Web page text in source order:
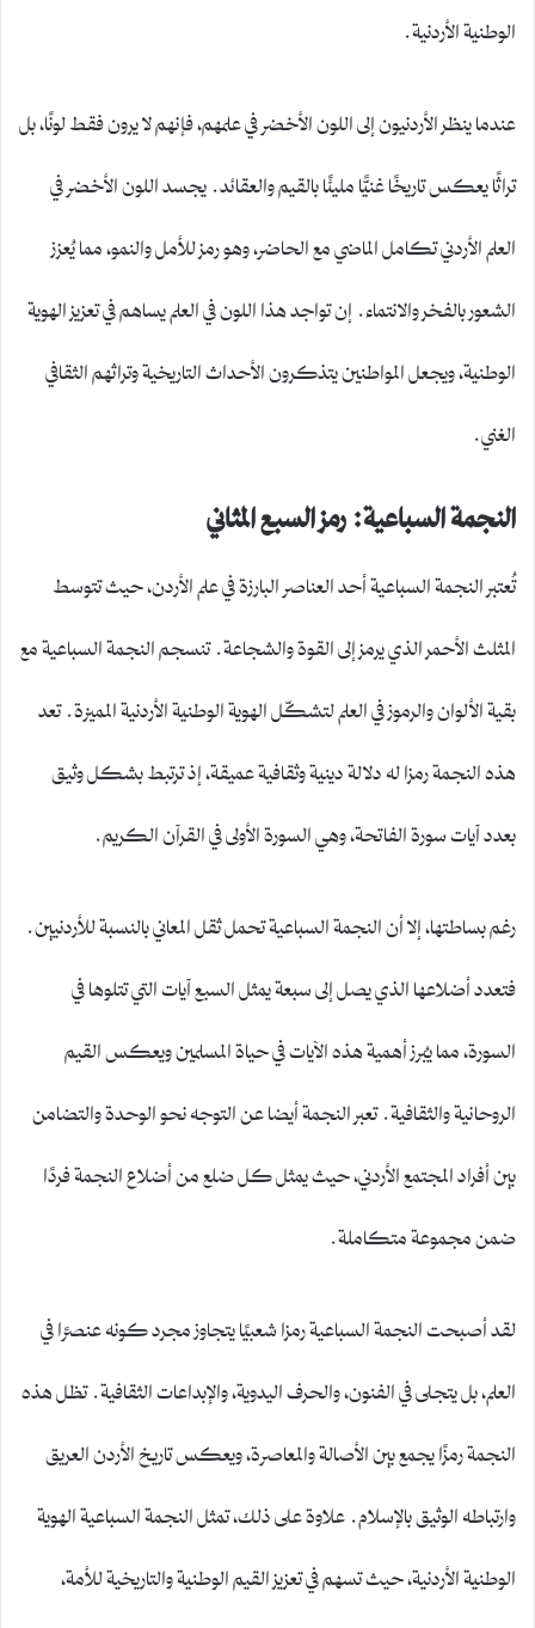
الوطنية الأردنية.
عندما ينظر الأردنيون إلى اللون الأخضر في علمهم، فإنهم لا يرون فقط لونًا، بل
تراثًا يعكس تاريخًا غنيًّا مليئًا بالقيم والعقائد. يجسد اللون الأخضر في
العلم الأردني تكامل الماضي مع الحاضر، وهو رمز للأمل والنمو، مما يُعزز
الشعور بالفخر والانتماء. إن تواجد هذا اللون في العلم يساهم في تعزيز الهوية
الوطنية، ويجعل المواطنين يتذكرون الأحداث التاريخية وتراثهم الثقافي
الغني.
النجمة السباعية: رمز السبع المثاني
تُعتبر النجمة السباعية أحد العناصر البارزة في علم الأردن، حيث تتوسط
المثلث الأحمر الذي يرمز إلى القوة والشجاعة. تنسجم النجمة السباعية مع
بقية الألوان والرموز في العلم لتشكّل الهوية الوطنية الأردنية المميزة. تعد
هذه النجمة رمزا له دلالة دينية وثقافية عميقة، إذ ترتبط بشكل وثيق
بعدد آيات سورة الفاتحة، وهي السورة الأولى في القرآن الكريم.
رغم بساطتها، إلا أن النجمة السباعية تحمل ثقل المعاني بالنسبة للأردنيين.
فتعدد أضلاعها الذي يصل إلى سبعة يمثل السبع آيات التي تتلوها في
السورة، مما يُبرز أهمية هذه الآيات في حياة المسلمين ويعكس القيم
الروحانية والثقافية. تعبر النجمة أيضا عن التوجه نحو الوحدة والتضامن
بين أفراد المجتمع الأردني، حيث يمثل كل ضلع من أضلاع النجمة فردًا
ضمن مجموعة متكاملة.
لقد أصبحت النجمة السباعية رمزا شعبيًا يتجاوز مجرد كونه عنصرًا في
العلم، بل يتجلى في الفنون، والحرف اليدوية، والإبداعات الثقافية. تظل هذه
النجمة رمزًا يجمع بين الأصالة والمعاصرة، ويعكس تاريخ الأردن العريق
وارتباطه الوثيق بالإسلام. علاوة على ذلك، تمثل النجمة السباعية الهوية
الوطنية الأردنية، حيث تسهم في تعزيز القيم الوطنية والتاريخية للأمة،